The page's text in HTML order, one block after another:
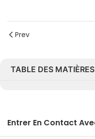
Prev
TABLE DES MATIÈRES
Entrer En Contact